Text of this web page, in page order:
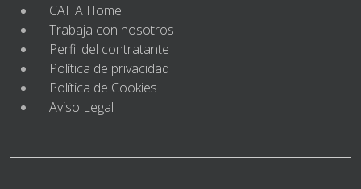
CAHA Home
Trabaja con nosotros
Perfil del contratante
Política de privacidad
Política de Cookies
Aviso Legal